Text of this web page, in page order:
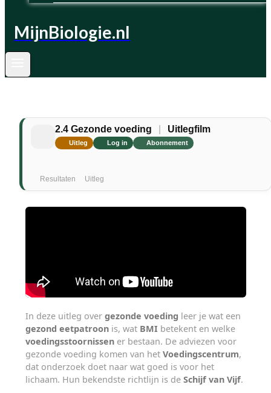
MijnBiologie.nl
2.4 Gezonde voeding Uitlegfilm
Uitleg Log in Abonnement
Resultaten Uitleg
In deze uitleg over gezonde voeding leer je wat een
gezond eetpatroonis, wat BMI betekent en welke
voedingsstoornissener bestaan. De adviezen voor
gezonde voeding komen van het Voedingscentrum,
dat onderzoek doet naar wat goed is voor het
lichaam. Hun bekendste richtlijn is de Schijf van Vijf.